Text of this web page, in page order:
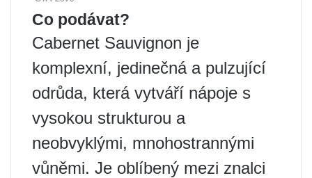
Co podávat?
Cabernet Sauvignon je
komplexní, jedinečná a pulzující
odrůda, která vytváří nápoje s
vysokou strukturou a
neobvyklými, mnohostrannými
vůněmi. Je oblíbený mezi znalci